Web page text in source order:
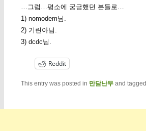
…그럼…평소에 궁금했던 분들로…
1) nomodem님.
2) 기린아님.
3) dcdc님.
Reddit
This entry was posted in 만담난무and tagged